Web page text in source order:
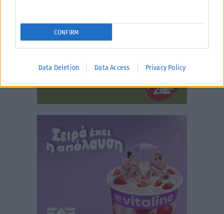
CONFIRM
Data Deletion Data Access Privacy Policy